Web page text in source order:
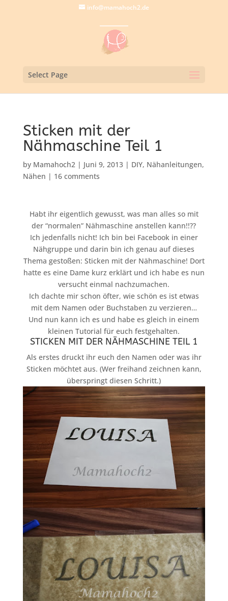
info@mamahoch2.de
Select Page
Sticken mit der
Nähmaschine Teil 1
by Mamahoch2| Juni 9, 2013| DIY, Nähanleitungen,
Nähen | 16 comments
Habt ihr eigentlich gewusst, was man alles so mit
der “normalen” Nähmaschine anstellen kann!!??
Ich jedenfalls nicht! Ich bin bei Facebook in einer
Nähgruppe und darin bin ich genau auf dieses
Thema gestoßen: Sticken mit der Nähmaschine! Dort
hatte es eine Dame kurz erklärt und ich habe es nun
versucht einmal nachzumachen.
Ich dachte mir schon öfter, wie schön es ist etwas
mit dem Namen oder Buchstaben zu verzieren…
Und nun kann ich es und habe es gleich in einem
kleinen Tutorial für euch festgehalten.
STICKEN MIT DER NÄHMASCHINE TEIL 1
Als erstes druckt ihr euch den Namen oder was ihr
Sticken möchtet aus. (Wer freihand zeichnen kann,
überspringt diesen Schritt.)